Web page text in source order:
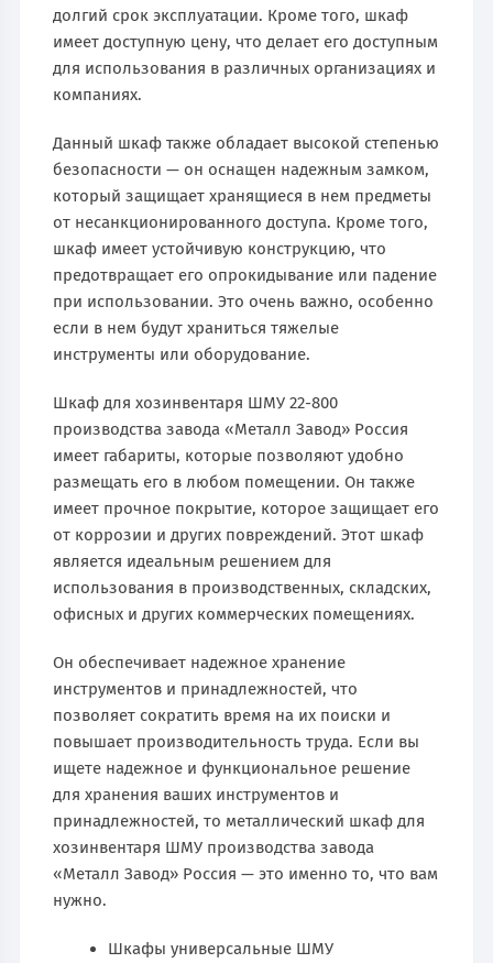
долгий срок эксплуатации. Кроме того, шкаф
имеет доступную цену, что делает его доступным
для использования в различных организациях и
компаниях.
Данный шкаф также обладает высокой степенью
безопасности — он оснащен надежным замком,
который защищает хранящиеся в нем предметы
от несанкционированного доступа. Кроме того,
шкаф имеет устойчивую конструкцию, что
предотвращает его опрокидывание или падение
при использовании. Это очень важно, особенно
если в нем будут храниться тяжелые
инструменты или оборудование.
Шкаф для хозинвентаря ШМУ 22-800
производства завода «Металл Завод» Россия
имеет габариты, которые позволяют удобно
размещать его в любом помещении. Он также
имеет прочное покрытие, которое защищает его
от коррозии и других повреждений. Этот шкаф
является идеальным решением для
использования в производственных, складских,
офисных и других коммерческих помещениях.
Он обеспечивает надежное хранение
инструментов и принадлежностей, что
позволяет сократить время на их поиски и
повышает производительность труда. Если вы
ищете надежное и функциональное решение
для хранения ваших инструментов и
принадлежностей, то металлический шкаф для
хозинвентаря ШМУ производства завода
«Металл Завод» Россия — это именно то, что вам
нужно.
Шкафы универсальные ШМУ